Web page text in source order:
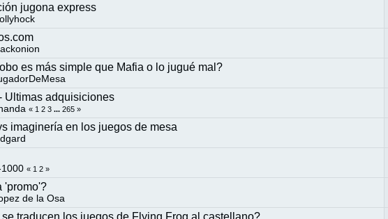
jugona express
es más simple que Mafia o lo jugué mal?
Ultimas adquisiciones
« 1 2 3 ...265 »
imaginería en los juegos de mesa
« 1 2 »
'promo'?
de la Osa
traducen los juegos de Flying Frog al castellano?